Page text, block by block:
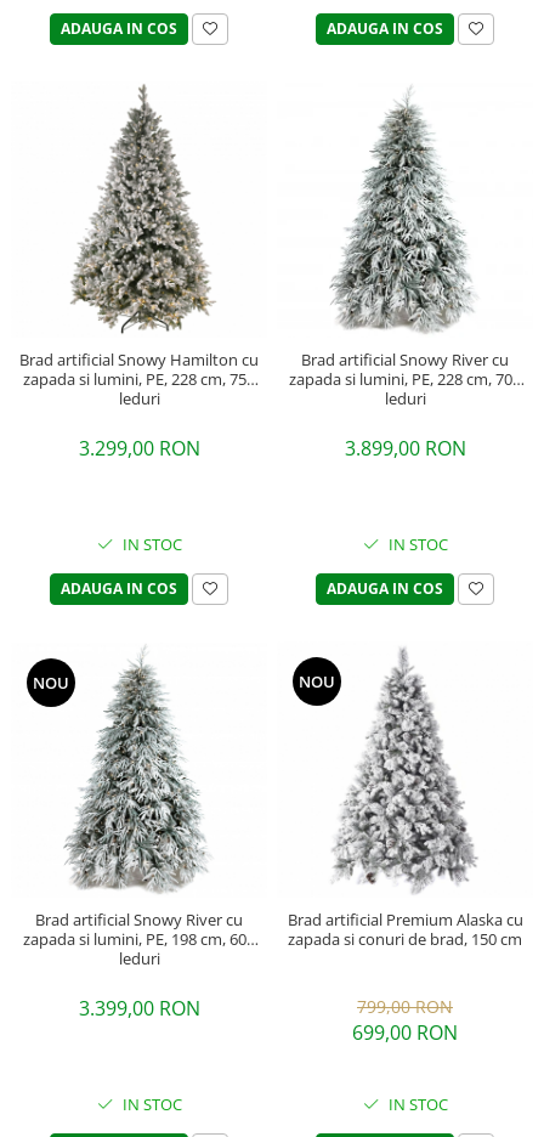
ADAUGA IN COS ADAUGA IN COS
Brad artificial Snowy Hamilton cu
zapada si lumini, PE, 228 cm, 750
leduri
3.299,00 RON
IN STOC
ADAUGA IN COS
Brad artificial Snowy River cu
zapada si lumini, PE, 228 cm, 700
leduri
3.899,00 RON
IN STOC
ADAUGA IN COS
NOU
Brad artificial Snowy River cu
zapada si lumini, PE, 198 cm, 600
leduri
3.399,00 RON
IN STOC
NOU
Brad artificial Premium Alaska cu
zapada si conuri de brad, 150 cm
799,00 RON
699,00 RON
IN STOC